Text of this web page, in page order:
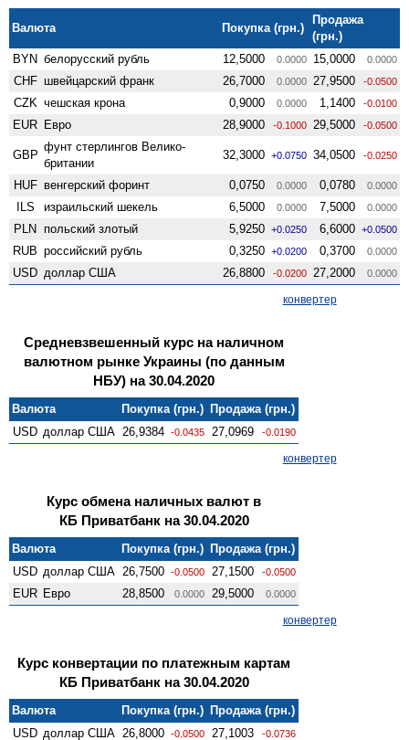
Валюта Покупка (грн.)
Продажа
(грн.)
BYN белорусский рубль 12,5000 0.0000 15,0000 0.0000
CHF швейцарский франк 26,7000 0.0000 27,9500 -0.0500
CZK чешская крона 0,9000 0.0000 1,1400 -0.0100
EUR Евро 28,9000 -0.1000 29,5000 -0.0500
GBP
фунт стерлингов Велико­
британии
32,3000 +0.0750 34,0500 -0.0250
HUF венгерский форинт 0,0750 0.0000 0,0780 0.0000
ILS израильский шекель 6,5000 0.0000 7,5000 0.0000
PLN польский злотый 5,9250 +0.0250 6,6000 +0.0500
RUB российский рубль 0,3250 +0.0200 0,3700 0.0000
USD доллар США 26,8800 -0.0200 27,2000 0.0000
конвертер
Средневзвешенный курс на наличном
валютном рынке Украины (по данным
НБУ) на 30.04.2020
Валюта Покупка (грн.) Продажа (грн.)
USD доллар США 26,9384 -0.0435 27,0969 -0.0190
конвертер
Курс обмена наличных валют в
КБ Приватбанк на 30.04.2020
Валюта Покупка (грн.) Продажа (грн.)
USD доллар США 26,7500 -0.0500 27,1500 -0.0500
EUR Евро 28,8500 0.0000 29,5000 0.0000
конвертер
Курс конвертации по платежным картам
КБ Приватбанк на 30.04.2020
Валюта Покупка (грн.) Продажа (грн.)
USD доллар США 26,8000 -0.0500 27,1003 -0.0736